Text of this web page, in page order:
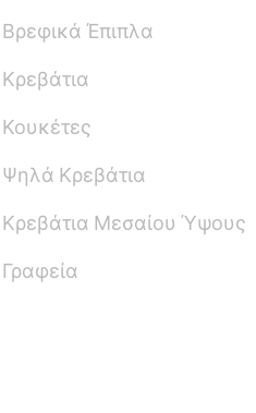
Βρεφικά Έπιπλα
Κρεβάτια
Κουκέτες
Ψηλά Κρεβάτια
Κρεβάτια Μεσαίου Ύψους
Γραφεία